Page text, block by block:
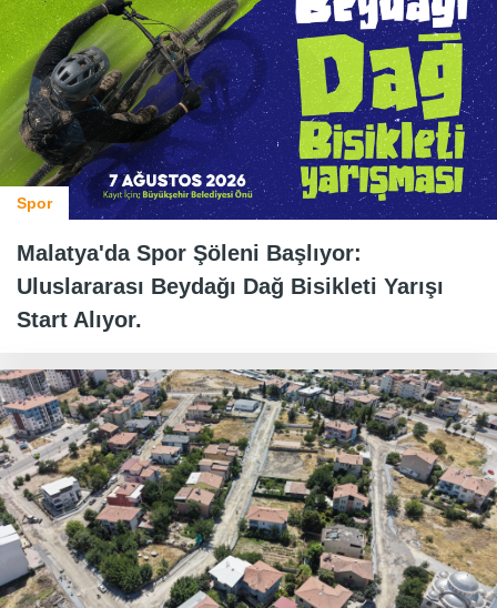
Spor
Malatya'da Spor Şöleni Başlıyor:
Uluslararası Beydağı Dağ Bisikleti Yarışı
Start Alıyor.